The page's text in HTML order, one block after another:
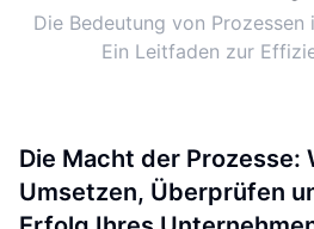
Die Bedeutung von
Ein Leitfaden zur
Die Macht der Prozesse:
Umsetzen, Überprüfen